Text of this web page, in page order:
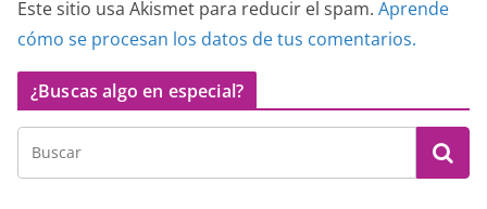
Este sitio usa Akismet para reducir el spam. Aprende
cómo se procesan los datos de tus comentarios.
¿Buscas algo en especial?